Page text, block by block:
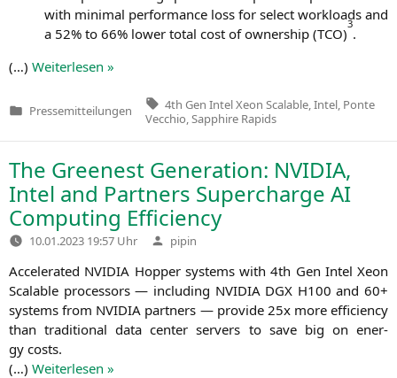
with mini­mal per­for­mance loss for sel­ect workloads and
a 52% to 66% lower total cost of owner­ship (TCO)
3
.
(…) Wei­ter­le­sen »
Veröffentlicht
Pressemitteilungen
Tags:
4th Gen Intel Xeon Scalable Intel Ponte
Vecchio Sapphire Rapids
The Greenest Generation: NVIDIA,
Intel and Partners Supercharge AI
Computing Efficiency
10.01.2023 19:57 Uhr Verfasst
von
pipin
Acce­le­ra­ted NVIDIA Hop­per sys­tems with 4th Gen Intel Xeon
Sca­lable pro­ces­sors — inclu­ding NVIDIA DGX H100 and 60+
sys­tems from NVIDIA part­ners — pro­vi­de 25x more effi­ci­en­cy
than tra­di­tio­nal data cen­ter ser­vers to save big on ener­
gy costs.
(…) Wei­ter­le­sen »